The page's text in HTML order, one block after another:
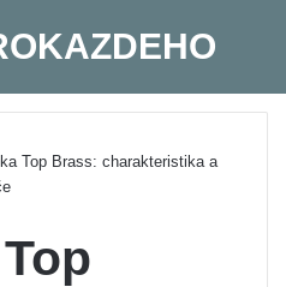
Top Brass: charakteristika a